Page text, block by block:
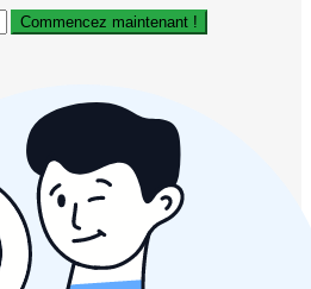
Commencez maintenant !